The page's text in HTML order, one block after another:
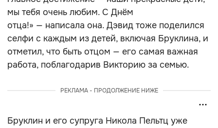
мы тебя очень любим. С Днём
отца!» — написала она. Дэвид тоже поделился
селфи с каждым из детей, включая Бруклина, и
отметил, что быть отцом — его самая важная
работа, поблагодарив Викторию за семью.
РЕКЛАМА - ПРОДОЛЖЕНИЕ НИЖЕ
Бруклин и его супруга Никола Пельтц уже